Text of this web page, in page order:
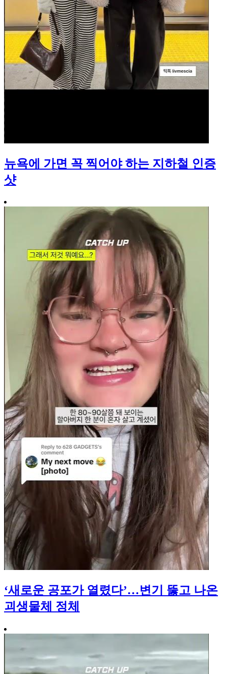
뉴욕에 가면 꼭 찍어야 하는 지하철 인증
샷
‘새로운 공포가 열렸다’…변기 뚫고 나온
괴생물체 정체